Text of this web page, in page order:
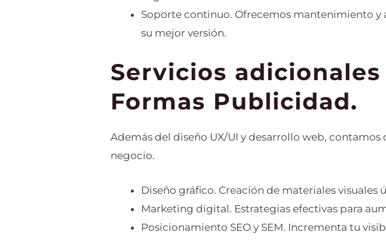
Soporte continuo. Ofrecemos mantenimiento y
su mejor versión.
Servicios
Formas Publicidad.
Además del diseño UX/UI y desarrollo web,
negocio.
Diseño gráfico. Creación de materiales
Marketing digital. Estrategias efectivas para
Posicionamiento SEO y SEM. Incrementa tu